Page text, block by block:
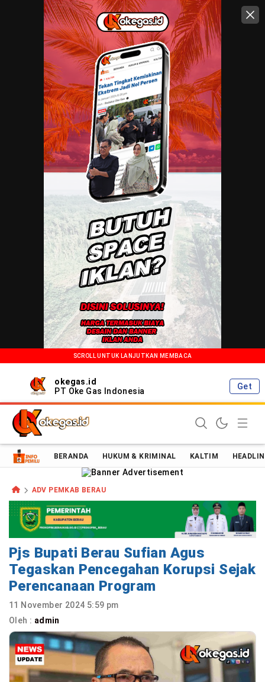
SCROLL UNTUK LANJUTKAN MEMBACA
okegas.id
PT Oke Gas Indonesia
Get
Oke Gas Indonesia | Energi Positif Informasi Terkini!
BERANDA HUKUM & KRIMINAL KALTIM
ADV PEMKAB BERAU
Pjs Bupati Berau Sufian Agus
Tegaskan Pencegahan Korupsi Sejak
Perencanaan Program
11 November 2024 5:59 pm
Oleh : admin